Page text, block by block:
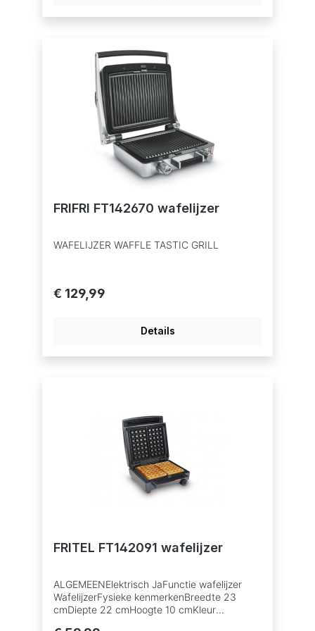
binnenin zalig warm en gesmolten is. Heerlijk
ontwerp maken van de “Toasty” de ideale
FRIFRI FT142670 wafelijzer
WAFELIJZER WAFFLE TASTIC GRILL
€ 129,99
Details
FRITEL FT142091 wafelijzer
ALGEMEENElektrisch JaFunctie wafelijzer
WafelijzerFysieke kenmerkenBreedte 23
cmDiepte 22 cmHoogte 10 cmKleur